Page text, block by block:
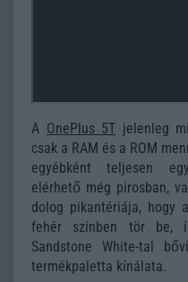
A OnePlus 5T jelenleg
csak a RAM és a ROM
egyébként teljesen
elérhető még pirosban,
dolog pikantériája, hogy
fehér színben tör be,
Sandstone White-tal
termékpaletta kínálata.